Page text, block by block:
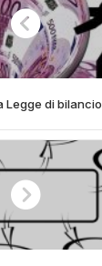
Legge di bilancio